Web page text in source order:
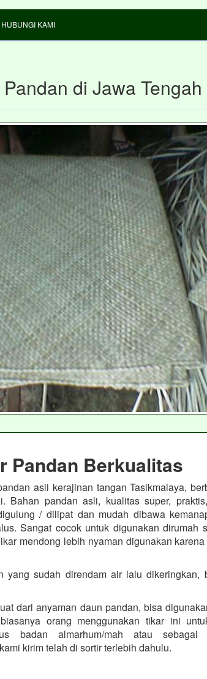
HUBUNGI KAMI
di Jawa Tengah
Pandan Berkualitas
asli kerajinan tangan Tasikmalaya,
Bahan pandan asli, kualitas super,
/ dilipat dan mudah dibawa
Sangat cocok untuk digunakan dirumah
mendong lebih nyaman digunakan
yang sudah direndam air lalu dikeringkan,
dari anyaman daun pandan, bisa
orang menggunakan tikar ini
badan almarhum/mah atau
kirim telah di sortir terlebih dahulu.